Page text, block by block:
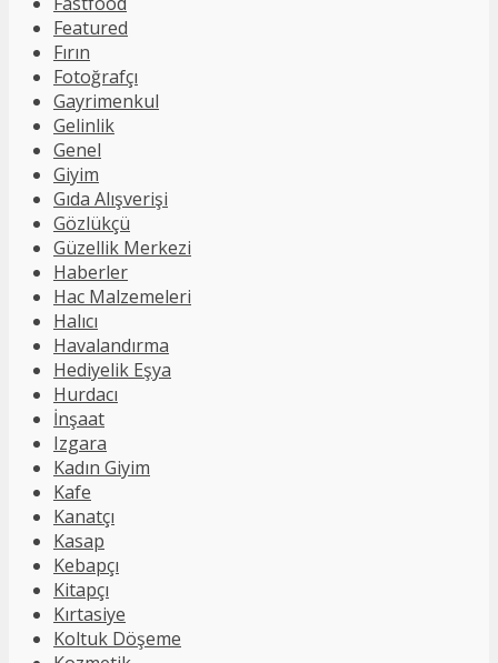
Featured
Fırın
Fotoğrafçı
Gayrimenkul
Gelinlik
Genel
Giyim
Gıda Alışverişi
Gözlükçü
Güzellik Merkezi
Haberler
Hac Malzemeleri
Halıcı
Havalandırma
Hediyelik Eşya
Hurdacı
İnşaat
Izgara
Kadın Giyim
Kafe
Kanatçı
Kasap
Kebapçı
Kitapçı
Kırtasiye
Koltuk Döşeme